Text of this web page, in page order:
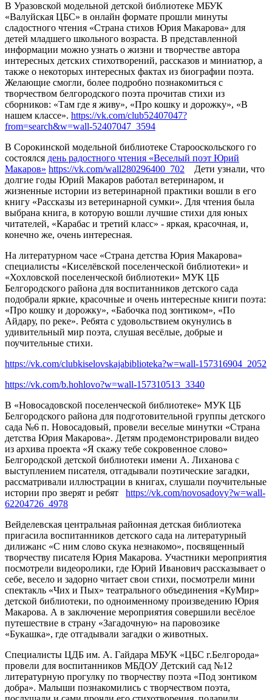
В Уразовской модельной детской библиотеке МБУК
«Валуйская ЦБС» в онлайн формате прошли минуты
сладостного чтения «Страна стихов Юрия Макарова» для
детей младшего школьного возраста. В представленной
информации можно узнать о жизни и творчестве автора
интересных детских стихотворений, рассказов и миниатюр, а
также о некоторых интересных фактах из биографии поэта.
Желающие смогли, более подробно познакомиться с
творчеством белгородского поэта прочитав стихи из
сборников: «Там где я живу», «Про кошку и дорожку», «В
нашем классе». https://vk.com/club52407047?
from=search&w=wall-52407047_3594
В Сорокинской модельной библиотеке Старооскольского го
состоялся день радостного чтения «Веселый поэт Юрий
Макаров» https://vk.com/wall280296400_702 Дети узнали, что
долгие годы Юрий Макаров работал ветеринаром, и
жизненные истории из ветеринарной практики вошли в его
книгу «Рассказы из ветеринарной сумки». Для чтения была
выбрана книга, в которую вошли лучшие стихи для юных
читателей, «Карабас и третий класс» - яркая, красочная, и,
конечно же, очень интересная.
На литературном часе «Страна детства Юрия Макарова»
специалисты «Киселёвской поселенческой библиотеки» и
«Хохловской поселенческой библиотеки» МУК ЦБ
Белгородского района для воспитанников детского сада
подобрали яркие, красочные и очень интересные книги поэта:
«Про кошку и дорожку», «Бабочка под зонтиком», «По
Айдару, по реке». Ребята с удовольствием окунулись в
удивительный мир поэта, слушая весёлые, добрые и
поучительные стихи.
https://vk.com/clubkiselovskajabiblioteka?w=wall-157316904_2052
https://vk.com/b.hohlovo?w=wall-157310513_3340
В «Новосадовской поселенческой библиотеке» МУК ЦБ
Белгородского района для подготовительной группы детского
сада №6 п. Новосадовый, провели веселые минутки «Страна
детства Юрия Макарова». Детям продемонстрировали видео
из архива проекта «Я скажу тебе сокровенное слово»
Белгородской детской библиотеки имени А. Лиханова с
выступлением писателя, отгадывали поэтические загадки,
рассматривали иллюстрации в книгах, слушали поучительные
истории про зверят и ребят https://vk.com/novosadovy?w=wall-
62204726_4978
Вейделевская центральная районная детская библиотека
пригасила воспитанников детского сада на литературный
дилижанс «С ним слово скука незнакомо», посвященный
творчеству писателя Юрия Макарова. Участники мероприятия
посмотрели видеоролики, где Юрий Иванович рассказывает о
себе, весело и задорно читает свои стихи, посмотрели мини
спектакль «Чих и Пых» театрального объединения «КуМир»
детской библиотеки, по одноименному произведению Юрия
Макарова. А в заключение мероприятия совершили весёлое
путешествие в страну «Загадочную» на паровозике
«Букашка», где отгадывали загадки о животных.
Специалисты ЦДБ им. А. Гайдара МБУК «ЦБС г.Белгорода»
провели для воспитанников МБДОУ Детский сад №12
литературную прогулку по творчеству поэта «Под зонтиком
добра». Малыши познакомились с творчеством поэта,